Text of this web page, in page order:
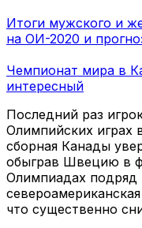
Итоги мужского и
на ОИ-2020 и
Чемпионат мира в
интересный
Последний раз
Олимпийских играх
сборная Канады
обыграв Швецию в
Олимпиадах подряд
что существенно